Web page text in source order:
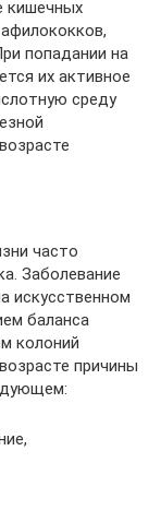
кишечных
попадании на
их активное
среду
часто
Заболевание
искусственном
баланса
колоний
причины